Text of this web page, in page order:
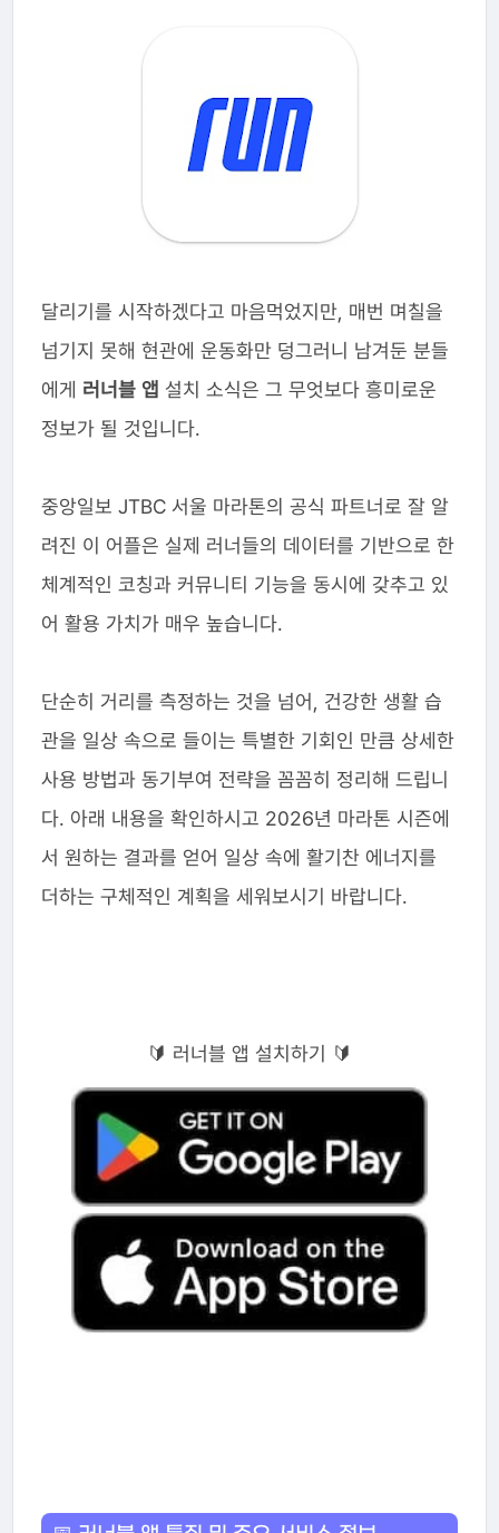
달리기를 시작하겠다고 마음먹었지만, 매번 며칠을
넘기지 못해 현관에 운동화만 덩그러니 남겨둔 분들
에게 러너블 앱 설치 소식은 그 무엇보다 흥미로운
정보가 될 것입니다.
중앙일보 JTBC 서울 마라톤의 공식 파트너로 잘 알
려진 이 어플은 실제 러너들의 데이터를 기반으로 한
체계적인 코칭과 커뮤니티 기능을 동시에 갖추고 있
어 활용 가치가 매우 높습니다.
단순히 거리를 측정하는 것을 넘어, 건강한 생활 습
관을 일상 속으로 들이는 특별한 기회인 만큼 상세한
사용 방법과 동기부여 전략을 꼼꼼히 정리해 드립니
다. 아래 내용을 확인하시고 2026년 마라톤 시즌에
서 원하는 결과를 얻어 일상 속에 활기찬 에너지를
더하는 구체적인 계획을 세워보시기 바랍니다.
🔰 러너블 앱 설치하기 🔰